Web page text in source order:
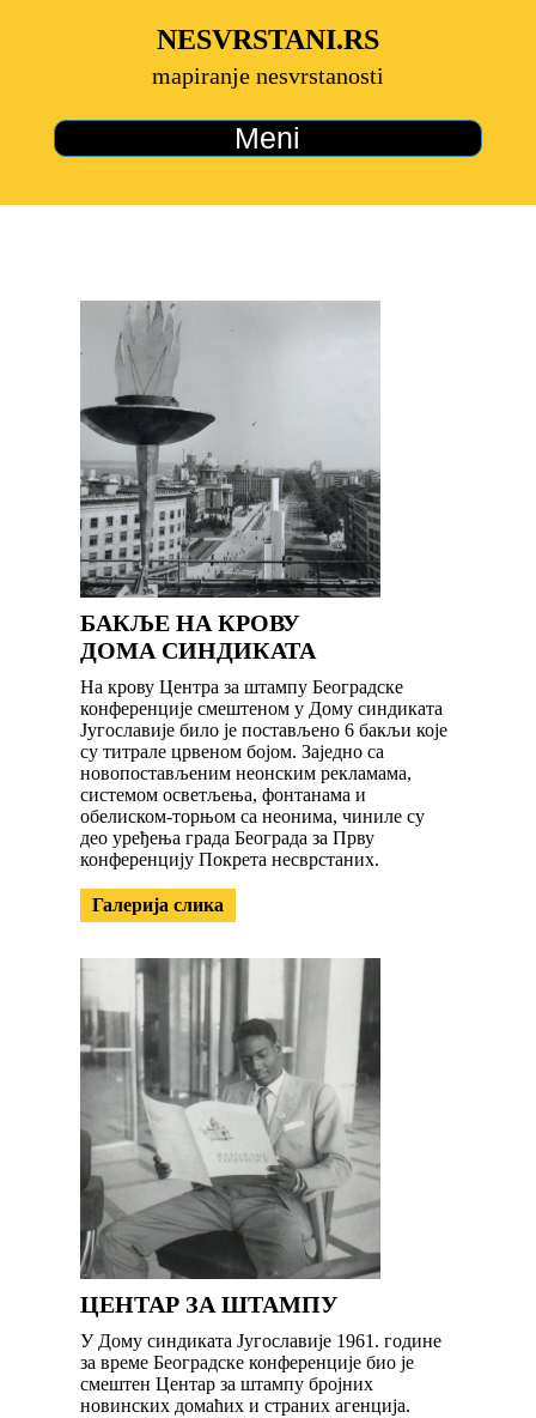
NESVRSTANI.RS
mapiranje nesvrstanosti
Meni
БАКЉЕ НА КРОВУ
ДОМА СИНДИКАТА
На крову Центра за штампу Београдске
конференције смештеном у Дому синдиката
Југославије било је постављено 6 бакљи које
су титрале црвеном бојом. Заједно са
новопостављеним неонским рекламама,
системом осветљења, фонтанама и
обелиском-торњом са неонима, чиниле су
део уређења града Београда за Прву
конференцију Покрета несврстаних.
Галерија слика
ЦЕНТАР ЗА ШТАМПУ
У Дому синдиката Југославије 1961. године
за време Београдске конференције био је
смештен Центар за штампу бројних
новинских домаћих и страних агенција.